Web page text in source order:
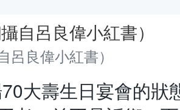
呂良偉小紅書）
大壽生日宴會的狀